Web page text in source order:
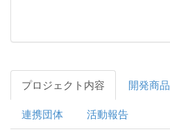
プロジェクト内容 開発商品
連携団体 活動報告